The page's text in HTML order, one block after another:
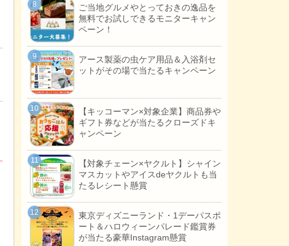
ご当地グルメやとっておきの逸品を
無料でお試しできるモニターキャン
ペーン！
アース製薬の虫ケア用品＆入浴剤セ
ットがその場で当たるキャンペーン
【キッコーマン×対象企業】商品券や
ギフト券などが当たるクローズドキ
ャンペーン
【対象チェーン×ヤクルト】シャイン
マスカットやアイスdeヤクルトも当
たるレシート懸賞
東京ディズニーランド・1デーパスポ
ート＆ハロウィーンパレード鑑賞券
が当たる豪華Instagram懸賞